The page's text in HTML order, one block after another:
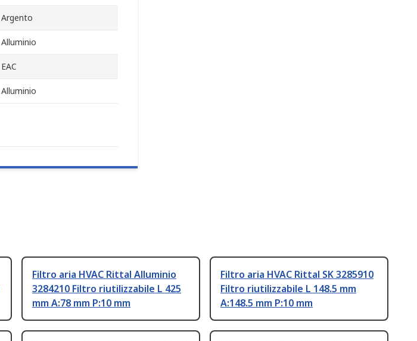
Argento
Alluminio
EAC
Alluminio
Filtro aria HVAC Rittal Alluminio
3284210 Filtro riutilizzabile L 425
mm A:78 mm P:10 mm
Filtro aria HVAC Rittal SK 3285910
Filtro riutilizzabile L 148.5 mm
A:148.5 mm P:10 mm